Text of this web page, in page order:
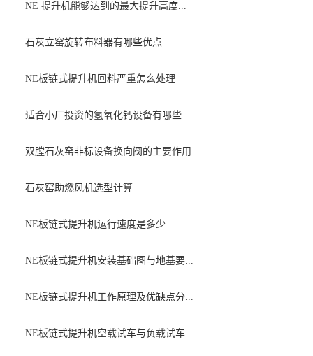
NE 提升机能够达到的最大提升高度...
石灰立窑旋转布料器有哪些优点
NE板链式提升机回料严重怎么处理
适合小厂投资的氢氧化钙设备有哪些
双膛石灰窑非标设备换向阀的主要作用
石灰窑助燃风机选型计算
NE板链式提升机运行速度是多少
NE板链式提升机安装基础图与地基要...
NE板链式提升机工作原理及优缺点分...
NE板链式提升机空载试车与负载试车...